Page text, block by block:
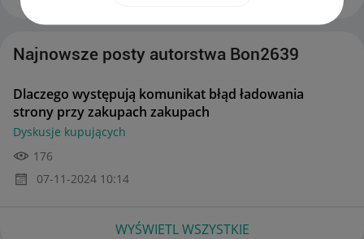
Najnowsze posty autorstwa Bon2639
Dlaczego występują komunikat błąd ładowania
strony przy zakupach zakupach
Dyskusje kupujących
176
‎07-11-2024 10:14
WYŚWIETL WSZYSTKIE